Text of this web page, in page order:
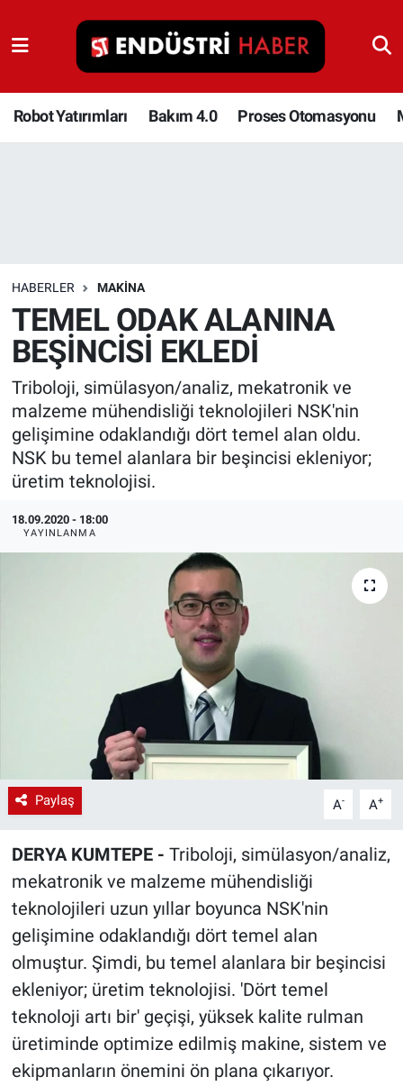
Robot Yatırımları Bakım 4.0 Proses Otomasyonu
HABERLER MAKINA
TEMEL ODAK ALANINA
BEŞİNCİSİ EKLEDİ
Triboloji, simülasyon/analiz, mekatronik ve
malzeme mühendisliği teknolojileri NSK'nin
gelişimine odaklandığı dört temel alan oldu.
NSK bu temel alanlara bir beşincisi ekleniyor;
üretim teknolojisi.
18.09.2020 - 18:00
YAYINLANMA
Paylaş A- A+
DERYA KUMTEPE - Triboloji, simülasyon/analiz,
mekatronik ve malzeme mühendisliği
teknolojileri uzun yıllar boyunca NSK'nin
gelişimine odaklandığı dört temel alan
olmuştur. Şimdi, bu temel alanlara bir beşincisi
ekleniyor; üretim teknolojisi. 'Dört temel
teknoloji artı bir' geçişi, yüksek kalite rulman
üretiminde optimize edilmiş makine, sistem ve
ekipmanların önemini ön plana çıkarıyor.
Robot Yatırımları
Bakım 4.0
İnşaat ve Malzeme
HaberOrtak
EndüstriST
Enerjisini Üreten Fabrikalar
Endüstri 4.0 Uygulamaları
Ağır Sanayi Çözümleri